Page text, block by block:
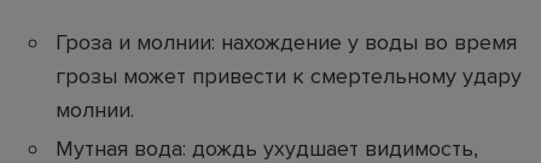
Гроза и молнии: нахождение у воды во время
грозы может привести к смертельному удару
молнии.
Мутная вода: дождь ухудшает видимость,